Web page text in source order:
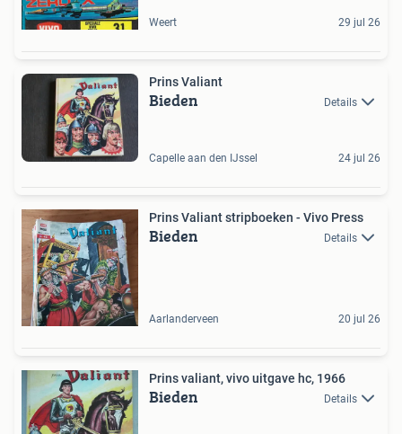
Weert 29 jul 26
Prins Valiant
Bieden Details
Capelle aan den IJssel 24 jul 26
Prins Valiant stripboeken - Vivo Press
Bieden Details
Aarlanderveen 20 jul 26
Prins valiant, vivo uitgave hc, 1966
Bieden Details